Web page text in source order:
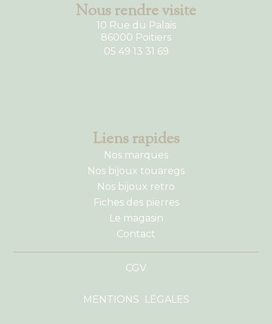
Nous rendre visite
10 Rue du Palais
86000 Poitiers
05 49 13 31 69
Liens rapides
Nos marques
Nos bijoux touaregs
Nos bijoux retro
Fiches des pierres
Le magasin
Contact
CGV
MENTIONS LÉGALES